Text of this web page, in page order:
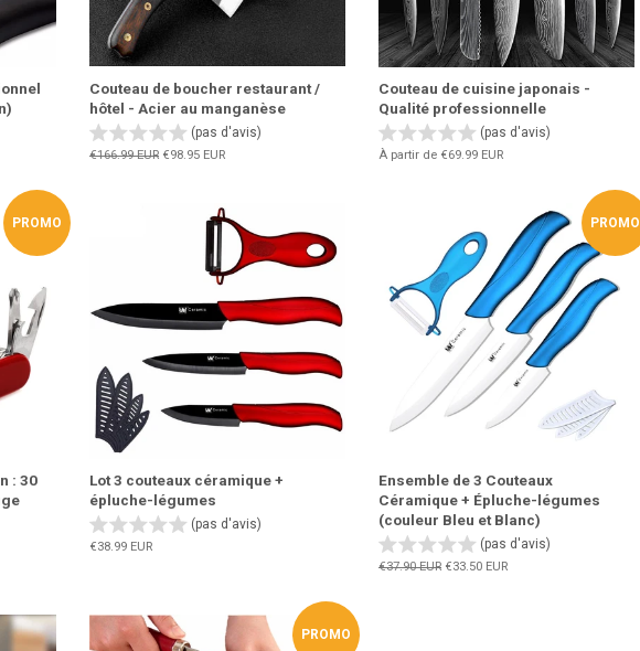
Couteau de boucher restaurant /
hôtel - Acier au manganèse
(pas d'avis)
Prix
€166.99 EUR Prix
€98.95 EUR
Couteau de cuisine japonais -
Qualité professionnelle
(pas d'avis)
À partir de €69.99 EUR
PROMO
: 30
Lot 3 couteaux céramique +
épluche-légumes
(pas d'avis)
Prix
€38.99 EUR
PROMO
Ensemble de 3 Couteaux
Céramique + Épluche-légumes
(couleur Bleu et Blanc)
(pas d'avis)
Prix
€37.90 EUR Prix
€33.50 EUR
PROMO